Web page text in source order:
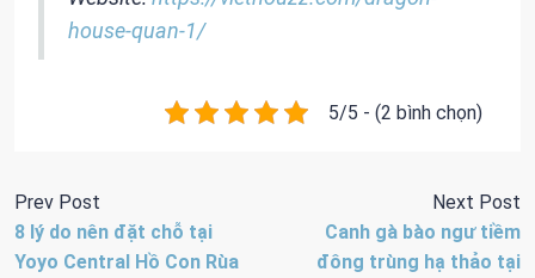
house-quan-1/
5/5 - (2 bình chọn)
Prev Post
8 lý do nên đặt chỗ tại
Yoyo Central Hồ Con Rùa
Next Post
Canh gà bào ngư tiềm
đông trùng hạ thảo tại